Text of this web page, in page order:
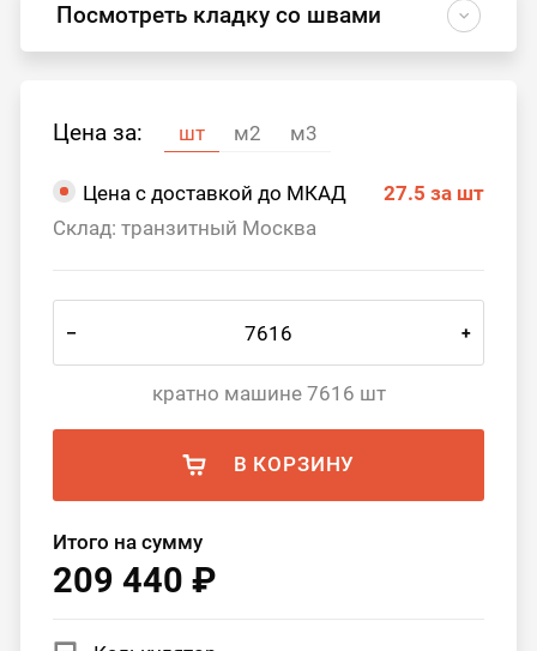
Посмотреть кладку со швами
Цена за: шт м2 м3
Цена с доставкой до МКАД 27.5 за шт
Склад: транзитный Москва
– +
кратно машине 7616 шт
В КОРЗИНУ
Итого на сумму
209 440 ₽